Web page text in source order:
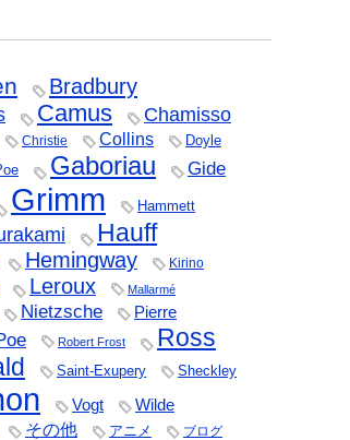
Bradbury
Camus
Chamisso
Christie Collins
Doyle
Gaboriau
Gide
Grimm Hammett
Hauff
Hemingway Kirino
Leroux Mallarmé
Nietzsche
Pierre
Robert Frost
Ross
Saint-Exupery Sheckley
Vogt Wilde
その他 アニメ
ブログ